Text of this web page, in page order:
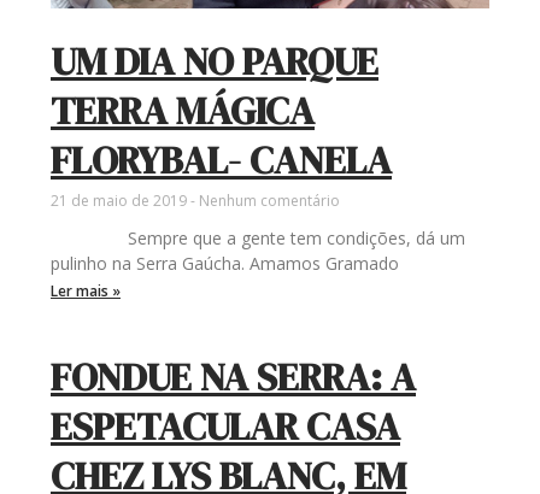
UM DIA NO PARQUE
TERRA MÁGICA
FLORYBAL- CANELA
21 de maio de 2019 Nenhum comentário
Sempre que a gente tem condições, dá um
pulinho na Serra Gaúcha. Amamos Gramado
Ler mais »
FONDUE NA SERRA: A
ESPETACULAR CASA
CHEZ LYS BLANC, EM